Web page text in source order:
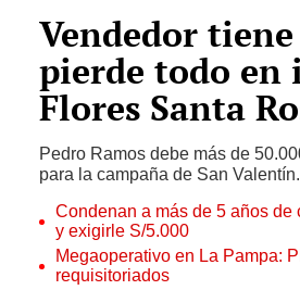
Vendedor
pierde todo en
Flores Santa
Pedro Ramos debe más de
para la campaña de San Valentín.
Condenan a más de 5 años
y exigirle S/5.000
Megaoperativo en La Pampa:
requisitoriados